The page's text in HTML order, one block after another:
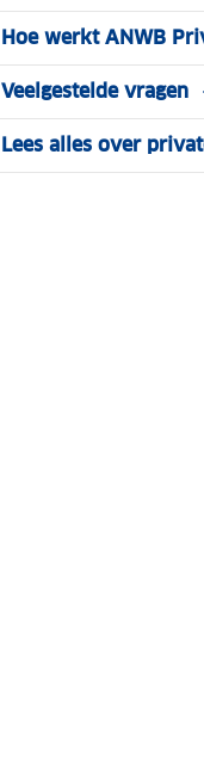
Hoe werkt ANWB
Veelgestelde vragen
Lees alles over